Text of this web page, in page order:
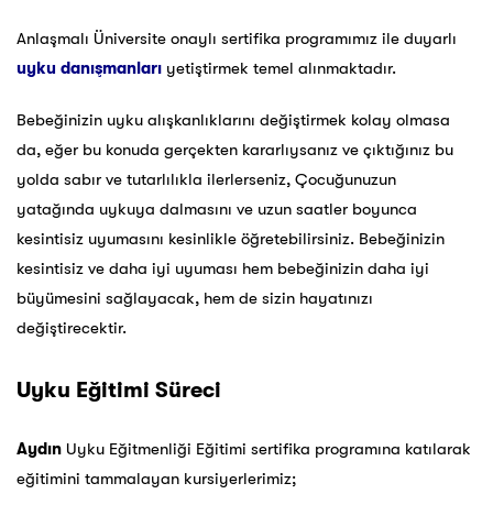
Anlaşmalı Üniversite onaylı sertifika programımız ile duyarlı
uyku danışmanları yetiştirmek temel alınmaktadır.
Bebeğinizin uyku alışkanlıklarını değiştirmek kolay olmasa
da, eğer bu konuda gerçekten kararlıysanız ve çıktığınız bu
yolda sabır ve tutarlılıkla ilerlerseniz, Çocuğunuzun
yatağında uykuya dalmasını ve uzun saatler boyunca
kesintisiz uyumasını kesinlikle öğretebilirsiniz. Bebeğinizin
kesintisiz ve daha iyi uyuması hem bebeğinizin daha iyi
büyümesini sağlayacak, hem de sizin hayatınızı
değiştirecektir.
Uyku Eğitimi Süreci
Aydın Uyku Eğitmenliği Eğitimi sertifika programına katılarak
eğitimini tammalayan kursiyerlerimiz;